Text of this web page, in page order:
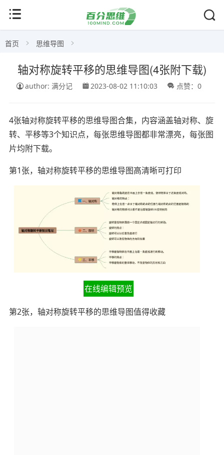
首页 思维导图
轴对称旋转平移的思维导图(4张附下载)
author: 满分记 2023-08-02 11:10:03 点赞：0
4张轴对称旋转平移的思维导图合集，内容涵盖轴对称、旋
转、平移等3个知识点，每张思维导图都非常漂亮，每张图
片均附下载。
第1张，轴对称旋转平移的思维导图高清晰可打印
在线编辑预览
第2张，轴对称旋转平移的思维导图值得收藏